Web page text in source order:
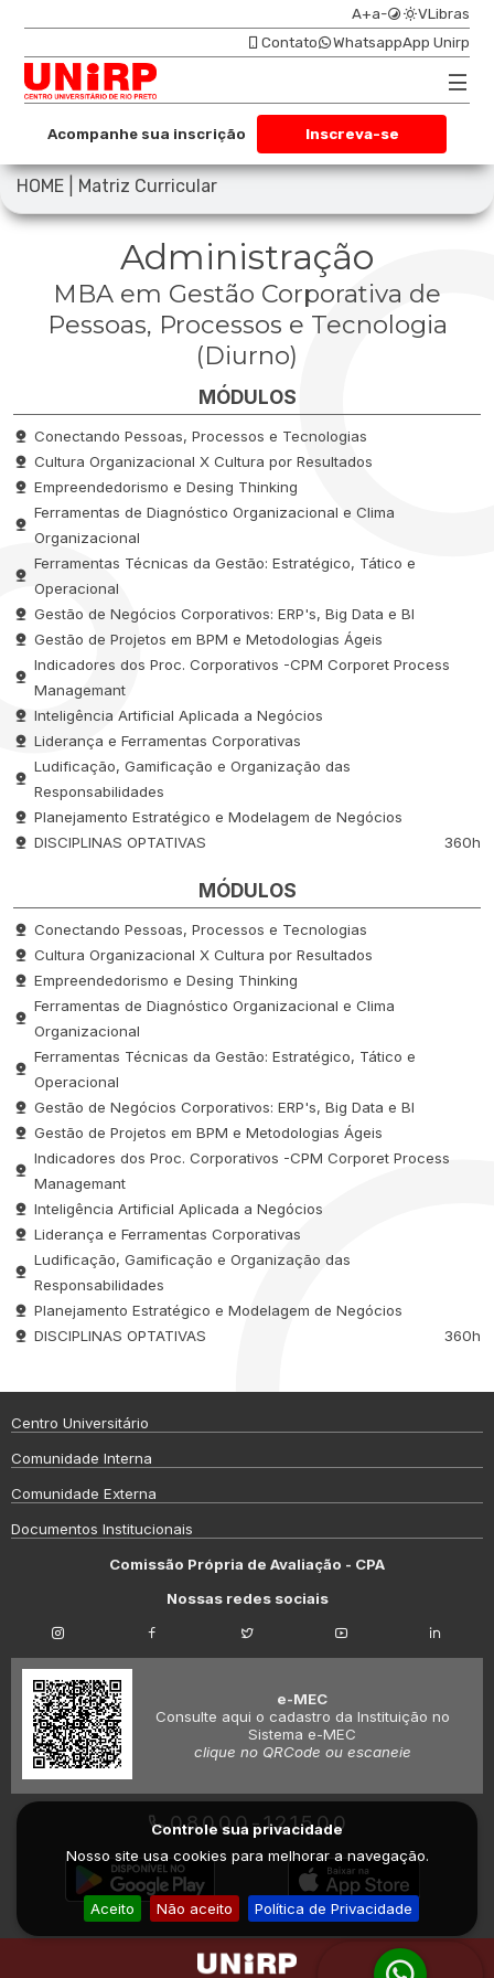
Controle sua privacidade
Nosso site usa cookies para melhorar a navegação.
Aceito Não aceito Política de Privacidade
A+a-
VLibras
Contato
WhatsappApp Unirp
Acompanhe sua inscrição Inscreva-se
HOME Matriz Curricular
Administração
MBA em Gestão Corporativa de
Pessoas, Processos e Tecnologia
(Diurno)
MÓDULOS
Conectando Pessoas, Processos e Tecnologias
Cultura Organizacional X Cultura por Resultados
Empreendedorismo e Desing Thinking
Ferramentas de Diagnóstico Organizacional e Clima
Organizacional
Ferramentas Técnicas da Gestão: Estratégico, Tático e
Operacional
Gestão de Negócios Corporativos: ERP's, Big Data e BI
Gestão de Projetos em BPM e Metodologias Ágeis
Indicadores dos Proc. Corporativos -CPM Corporet Process
Managemant
Inteligência Artificial Aplicada a Negócios
Liderança e Ferramentas Corporativas
Ludificação, Gamificação e Organização das
Responsabilidades
Planejamento Estratégico e Modelagem de Negócios
DISCIPLINAS OPTATIVAS
360h
MÓDULOS
Conectando Pessoas, Processos e Tecnologias
Cultura Organizacional X Cultura por Resultados
Empreendedorismo e Desing Thinking
Ferramentas de Diagnóstico Organizacional e Clima
Organizacional
Ferramentas Técnicas da Gestão: Estratégico, Tático e
Operacional
Gestão de Negócios Corporativos: ERP's, Big Data e BI
Gestão de Projetos em BPM e Metodologias Ágeis
Indicadores dos Proc. Corporativos -CPM Corporet Process
Managemant
Inteligência Artificial Aplicada a Negócios
Liderança e Ferramentas Corporativas
Ludificação, Gamificação e Organização das
Responsabilidades
Planejamento Estratégico e Modelagem de Negócios
DISCIPLINAS OPTATIVAS
360h
Centro Universitário
Comunidade Interna
Comunidade Externa
Documentos Institucionais
Comissão Própria de Avaliação - CPA
Nossas redes sociais
e-MEC
Consulte aqui o cadastro da Instituição no
Sistema e-MEC
clique no QRCode ou escaneie
08000-121500